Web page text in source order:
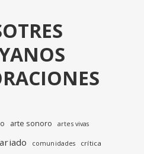
arte sonoro artes vivas
comunidades crítica